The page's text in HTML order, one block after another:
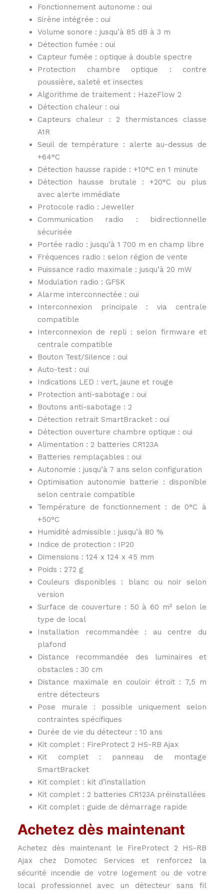
Fonctionnement autonome : oui
Sirène intégrée : oui
Volume sonore : jusqu’à 85 dB à 3 m
Détection fumée : oui
Capteur fumée : optique à double spectre
Protection chambre optique : contre
poussière, saleté et insectes
Algorithme de traitement : HazeFlow 2
Détection chaleur : oui
Capteurs chaleur : 2 thermistances classe
A1R
Seuil de température : alerte au-dessus de
+64°C
Détection hausse rapide : +10°C en 1 minute
Détection hausse brutale : +20°C ou plus
avec alerte immédiate
Protocole radio : Jeweller
Communication radio : bidirectionnelle
sécurisée
Portée radio : jusqu’à 1 700 m en champ libre
Fréquences radio : selon région de vente
Puissance radio maximale : jusqu’à 20 mW
Modulation radio : GFSK
Alarme interconnectée : oui
Interconnexion principale : via centrale
compatible
Interconnexion de repli : selon firmware et
centrale compatible
Bouton Test/Silence : oui
Auto-test : oui
Indications LED : vert, jaune et rouge
Protection anti-sabotage : oui
Boutons anti-sabotage : 2
Détection retrait SmartBracket : oui
Détection ouverture chambre optique : oui
Alimentation : 2 batteries CR123A
Batteries remplaçables : oui
Autonomie : jusqu’à 7 ans selon configuration
Optimisation autonomie batterie : disponible
selon centrale compatible
Température de fonctionnement : de 0°C à
+50°C
Humidité admissible : jusqu’à 80 %
Indice de protection : IP20
Dimensions : 124 x 124 x 45 mm
Poids : 272 g
Couleurs disponibles : blanc ou noir selon
version
Surface de couverture : 50 à 60 m² selon le
type de local
Installation recommandée : au centre du
plafond
Distance recommandée des luminaires et
obstacles : 30 cm
Distance maximale en couloir étroit : 7,5 m
entre détecteurs
Pose murale : possible uniquement selon
contraintes spécifiques
Durée de vie du détecteur : 10 ans
Kit complet : FireProtect 2 HS-RB Ajax
Kit complet : panneau de montage
SmartBracket
Kit complet : kit d’installation
Kit complet : 2 batteries CR123A préinstallées
Kit complet : guide de démarrage rapide
Achetez dès maintenant
Achetez dès maintenant le FireProtect 2 HS-RB
Ajax chez Domotec Services et renforcez la
sécurité incendie de votre logement ou de votre
local professionnel avec un détecteur sans fil